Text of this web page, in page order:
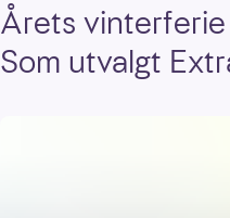
Årets
Som utvalgt